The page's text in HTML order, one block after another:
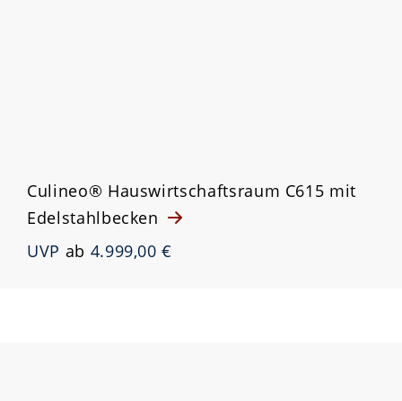
Culineo® Hauswirtschaftsraum C615 mit
Edelstahlbecken
UVP ab 4.999,00 €